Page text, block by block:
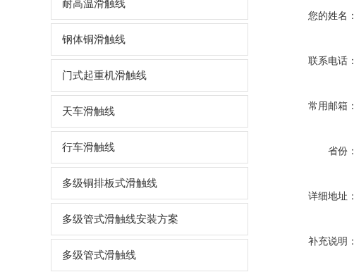
耐高温滑触线
钢体铜滑触线
门式起重机滑触线
天车滑触线
行车滑触线
多级铜排板式滑触线
多级管式滑触线安装方案
多级管式滑触线
您的姓名：
联系电话：
常用邮箱：
省份：
详细地址：
补充说明：